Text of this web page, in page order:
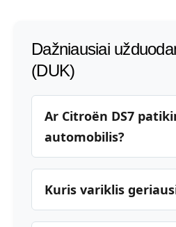
Dažniausiai
(DUK)
Ar Citroën DS7
automobilis?
Kuris variklis